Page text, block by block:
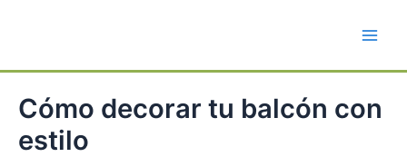
Cómo decorar tu balcón con
estilo